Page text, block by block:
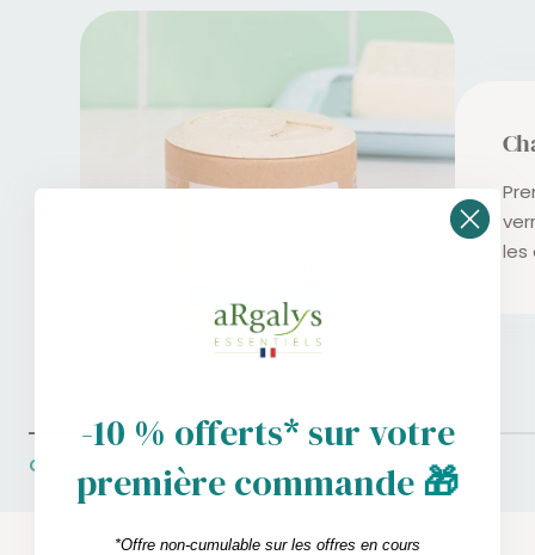
les
CHAQUE JOUR 2 MOIS
-10 % offerts* sur votre
première commande🎁
*Offre non-cumulable sur les offres en cours